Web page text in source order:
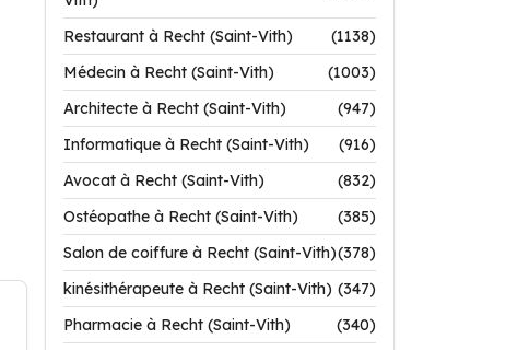
Restaurant à Recht (Saint-Vith)
(1138)
Médecin à Recht (Saint-Vith)
(1003)
Architecte à Recht (Saint-Vith)
(947)
Informatique à Recht (Saint-Vith)
(916)
Avocat à Recht (Saint-Vith)
(832)
Ostéopathe à Recht (Saint-Vith)
(385)
Salon de coiffure à Recht (Saint-Vith)(378)
kinésithérapeute à Recht (Saint-Vith) (347)
Pharmacie à Recht (Saint-Vith)
(340)